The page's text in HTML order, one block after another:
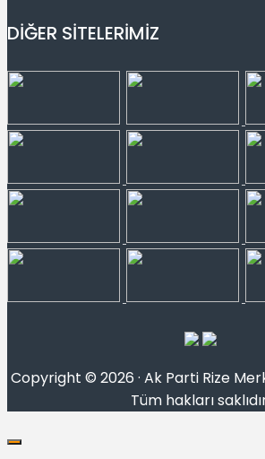
DİĞER SİTELERİMİZ
Copyright © 2026 · Ak Parti Rize
Tüm hakları